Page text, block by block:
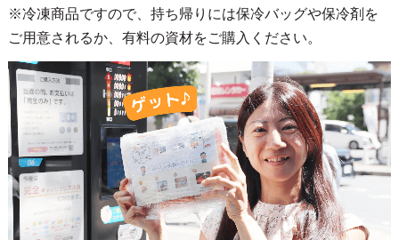
※冷凍商品ですので、持ち帰りには保冷バッグや保冷剤を
ご用意されるか、有料の資材をご購入ください。